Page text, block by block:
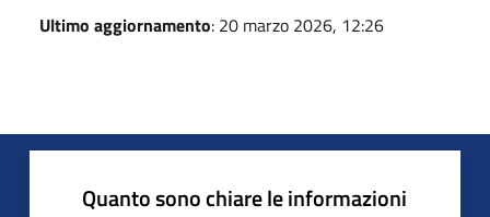
Ultimo aggiornamento: 20 marzo 2026, 12:26
Quanto sono chiare le informazioni